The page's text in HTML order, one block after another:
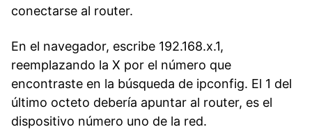
conectarse al router.
En el navegador, escribe 192.168.x.1,
reemplazando la X por el número que
encontraste en la búsqueda de ipconfig. El 1 del
último octeto debería apuntar al router, es el
dispositivo número uno de la red.